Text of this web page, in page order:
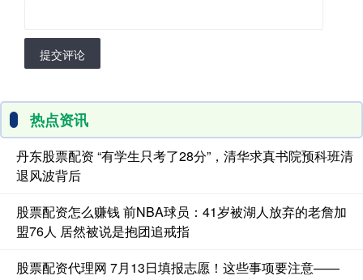
提交评论
热点资讯
丹东股票配资 “有学生只考了28分”，清华求真书院预科班清
退风波背后
股票配资怎么赚钱 前NBA球员：41岁被湖人放弃的老詹加
盟76人 居然被说是抱团追戒指
股票配资代理网 7月13日填报志愿！这些事项要注意——